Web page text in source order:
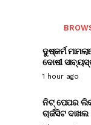
ଦୁଷ୍କର୍ମ
ଦୋଷୀ
1 hour ago
ନିଟ୍ ପେପର
ଚାର୍ଜସିଟ ଦାଖଲ